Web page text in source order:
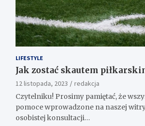
LIFESTYLE
Jak zostać skautem
12 listopada, 2023
redakcja
Czytelniku! Prosimy pamiętać, że
pomoce wprowadzone na naszej
osobistej konsultacji…